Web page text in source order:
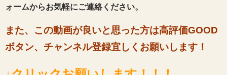
ォームからお気軽にご連絡ください。
また、この動画が良いと思った方は高評価GOOD
ボタン、チャンネル登録宜しくお願いします！